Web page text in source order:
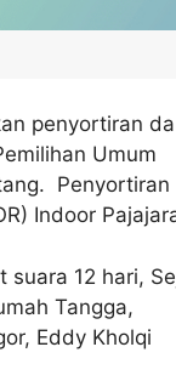
penyortiran
Umum
Penyortiran
Indoor
suara 12 hari,
Tangga,
Eddy Kholqi